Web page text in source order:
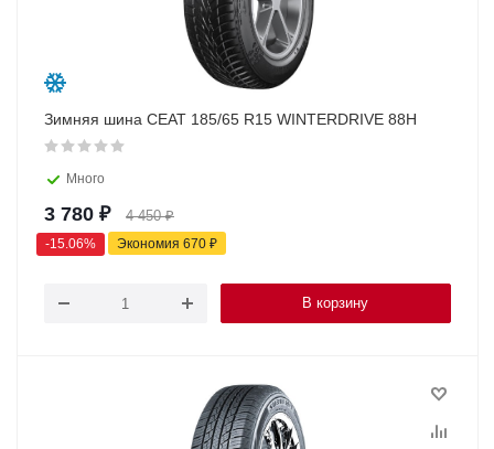
Зимняя шина CEAT 185/65 R15 WINTERDRIVE 88H
Много
3 780 ₽ 4 450₽
-15.06% Экономия 670 ₽
В корзину